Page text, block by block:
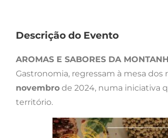
Descrição do Evento
AROMAS E SABORES DA
Gastronomia, regressam à mesa
novembro de 2024, numa iniciativa
território.